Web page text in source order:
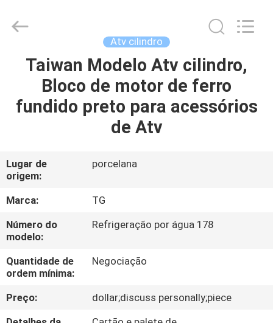
CASA
PRODUTOS
NÓS
EXCURSÃO
DA
FÁBRICA
CONTROLE
DA
Block.,Ltd.
Developed
Atv cilindro
Taiwan Modelo Atv cilindro,
Bloco de motor de ferro
fundido preto para acessórios
de Atv
Lugar de
origem:
porcelana
Marca:
TG
Número do
modelo:
Refrigeração por água 178
Quantidade de
ordem mínima:
Negociação
Preço:
dollar;discuss personally;piece